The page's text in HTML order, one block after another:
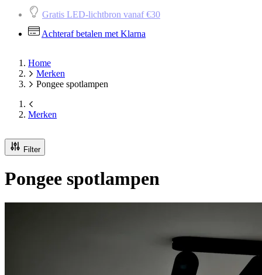
Gratis LED-lichtbron vanaf €30
Achteraf betalen met Klarna
Home
Merken
Pongee spotlampen
Merken
Filter
Pongee spotlampen